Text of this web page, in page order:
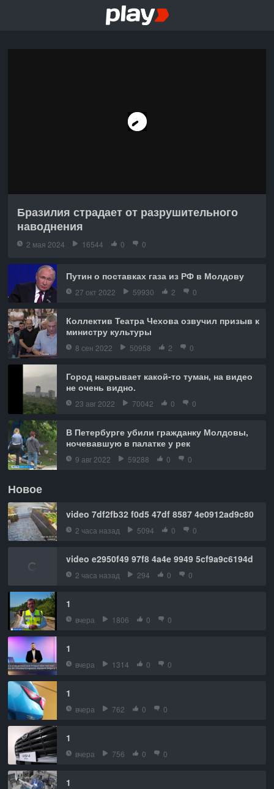
Бразилия страдает от разрушительного
наводнения
2 мая 2024 16544 0 0
Путин о поставках газа из РФ в Молдову
27 окт 2022 59930 2 0
Коллектив Театра Чехова озвучил призыв к
министру культуры
8 сен 2022 50958 2 0
Город накрывает какой-то туман, на видео
не очень видно.
23 авг 2022 70042 0 0
В Петербурге убили гражданку Молдовы,
ночевавшую в палатке у рек
9 авг 2022 59288 0 0
Новое
video 7df2fb32 f0d5 47df 8587 4e0912ad9c80
2 часа назад 5094 0 0
video e2950f49 97f8 4a4e 9949 5cf9a9c6194d
2 часа назад 294 0 0
1
вчера 1806 0 0
1
вчера 1314 0 0
1
вчера 762 0 0
1
вчера 756 0 0
1